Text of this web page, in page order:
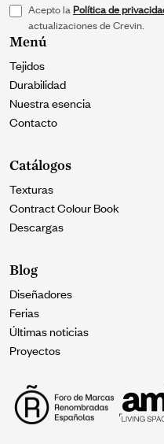
Acepto la Política de
actualizaciones de Crevin.
Menú
Tejidos
Durabilidad
Nuestra esencia
Contacto
Catálogos
Texturas
Contract Colour Book
Descargas
Blog
Diseñadores
Ferias
Últimas noticias
Proyectos